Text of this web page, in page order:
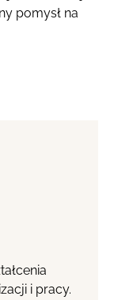
pomysł na
i pracy.